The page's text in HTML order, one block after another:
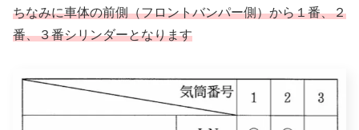
ちなみに車体の前側（フロントバンパー側）から１番、２
番、３番シリンダーとなります